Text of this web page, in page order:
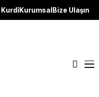
KurdîKurumsalBize Ulaşın